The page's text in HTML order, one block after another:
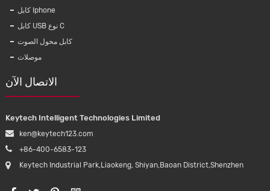
بلوتوث سماعات TWS سماعة باس عميق
كابل Iphone
كابل USB نوع C
كابل محول الصوت
موصلات
الاتصال الآن
Keytech Intelligent Technologies Limited
ken@keytech123.com
+86-400-6583-123
Keytech Industrial Park,Liaokeng, Shiyan,Baoan District,Shenzhen